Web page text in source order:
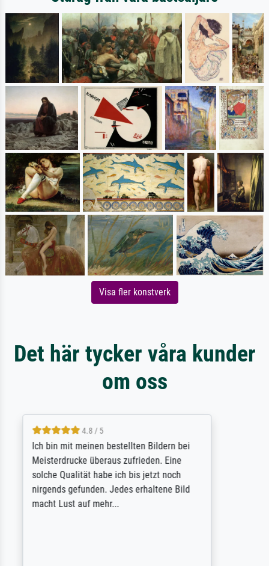
Visa fler konstverk
Det här tycker våra kunder
om oss
5 / 5
Rundum positive Erfahrung. Die Ausführung
des Auftrags hat eine Weile gedauert, die
angekündigte Lieferzeit wurde aber
letztlich sogar etwas unterschritten. Die
Qualität des Papiers und des Drucks